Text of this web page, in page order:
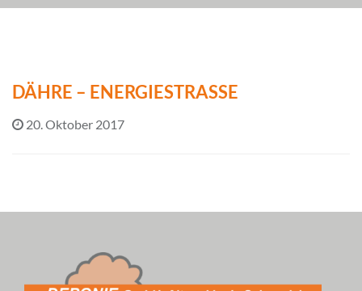
DÄHRE – ENERGIESTRASSE
20. Oktober 2017